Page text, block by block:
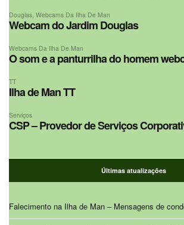
Douglas Webcams Da Ilha De Man
Webcam do Jardim Douglas
Webcams Da Ilha De Man
O som e a panturrilha do homem
TT
Ilha de Man TT
Serviços
CSP – Provedor de Serviços
Últimas atualizações
Falecimento na Ilha de Man – Mensagens de